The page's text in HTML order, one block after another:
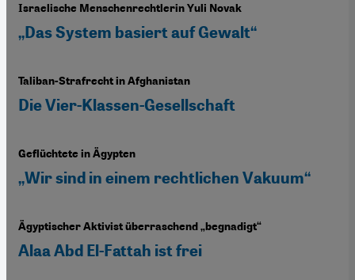
Israelische Menschenrechtlerin Yuli Novak
„Das System basiert auf Gewalt“
Taliban-Strafrecht in Afghanistan
Die Vier-Klassen-Gesellschaft
Geflüchtete in Ägypten
„Wir sind in einem rechtlichen Vakuum“
Ägyptischer Aktivist überraschend „begnadigt“
Alaa Abd El-Fattah ist frei